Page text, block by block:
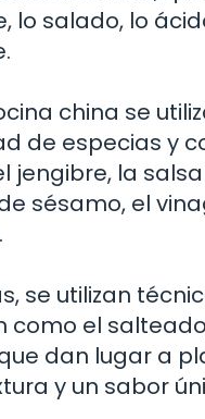
lo salado, lo
china se
de especias y
jengibre, la
sésamo, el
se utilizan
como el
dan lugar a
y un sabor